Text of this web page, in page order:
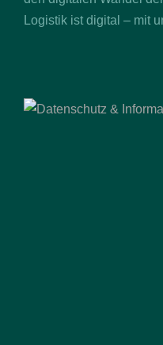
Logistik ist digital – mit